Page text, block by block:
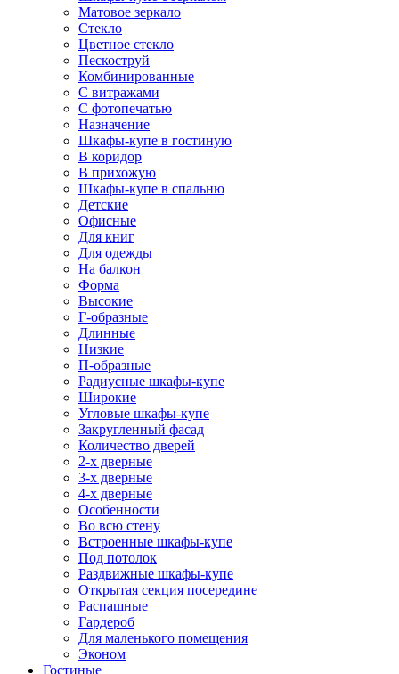
Матовое зеркало
Стекло
Цветное стекло
Пескоструй
Комбинированные
С витражами
С фотопечатью
Назначение
Шкафы-купе в гостиную
В коридор
В прихожую
Шкафы-купе в спальню
Детские
Офисные
Для книг
Для одежды
На балкон
Форма
Высокие
Г-образные
Длинные
Низкие
П-образные
Радиусные шкафы-купе
Широкие
Угловые шкафы-купе
Закругленный фасад
Количество дверей
2-х дверные
3-х дверные
4-х дверные
Особенности
Во всю стену
Встроенные шкафы-купе
Под потолок
Раздвижные шкафы-купе
Открытая секция посередине
Распашные
Гардероб
Для маленького помещения
Эконом
Гостиные